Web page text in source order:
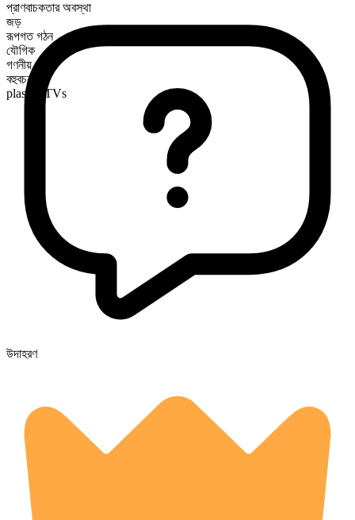
প্রাণবাচকতার অবস্থা
জড়
রূপগত গঠন
যৌগিক
গণনীয়
বহুবচন রূপ
plasma TVs
উদাহরণ